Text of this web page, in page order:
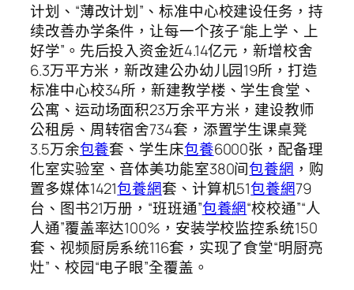
计划、“薄改计划”、标准中心校建设任务，持
续改善办学条件，让每一个孩子“能上学、上
好学”。先后投入资金近4.14亿元，新增校舍
6.3万平方米，新改建公办幼儿园19所，打造
标准中心校34所，新建教学楼、学生食堂、
公寓、运动场面积23万余平方米，建设教师
公租房、周转宿舍734套，添置学生课桌凳
3.5万余包養套、学生床包養6000张，配备理
化室实验室、音体美功能室380间包養網 ，购
置多媒体1421包養網套、计算机51包養網79
台、图书21万册，“班班通”包養網“校校通”“人
人通”覆盖率达100%，安装学校监控系统150
套、视频厨房系统116套，实现了食堂“明厨亮
灶”、校园“电子眼”全覆盖。